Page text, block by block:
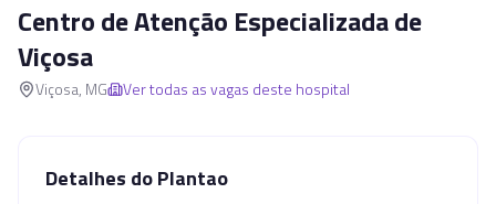
Centro de Atenção Especializada de
Viçosa
Viçosa, MG Ver todas as vagas deste hospital
Detalhes do Plantao